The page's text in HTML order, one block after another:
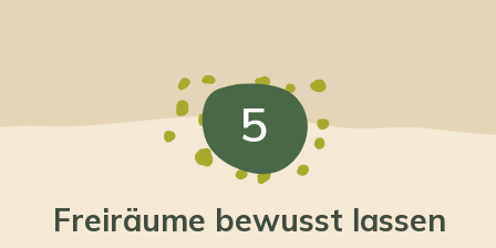
5
Freiräume bewusst lassen